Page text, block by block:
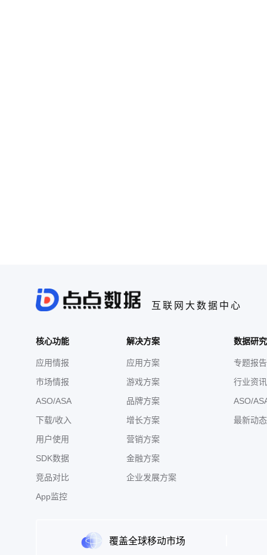
互联网大数据中心
核心功能
应用情报
市场情报
ASO/ASA
下载/收入
用户使用
SDK数据
竞品对比
App监控
解决方案
应用方案
游戏方案
品牌方案
增长方案
营销方案
金融方案
企业发展方案
数据研
专题报告
行业资讯
ASO/
最新动态
覆盖全球移动市场